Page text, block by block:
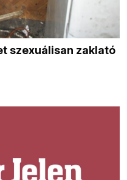
szexuálisan zaklató